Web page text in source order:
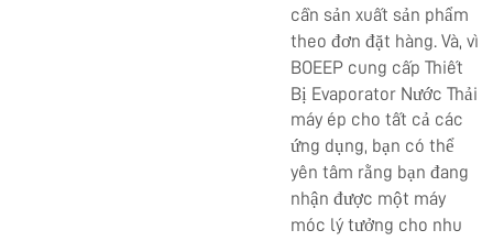
cần sản xuất sản phẩm
theo đơn đặt hàng. Và, vì
BOEEP cung cấp Thiết
Bị Evaporator Nước Thải
máy ép cho tất cả các
ứng dụng, bạn có thể
yên tâm rằng bạn đang
nhận được một máy
móc lý tưởng cho nhu